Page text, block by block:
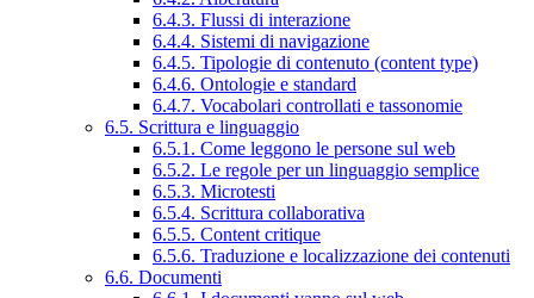
6.4.3. Flussi di interazione
6.4.4. Sistemi di navigazione
6.4.5. Tipologie di contenuto (content type)
6.4.6. Ontologie e standard
6.4.7. Vocabolari controllati e tassonomie
6.5. Scrittura e linguaggio
6.5.1. Come leggono le persone sul web
6.5.2. Le regole per un linguaggio semplice
6.5.3. Microtesti
6.5.4. Scrittura collaborativa
6.5.5. Content critique
6.5.6. Traduzione e localizzazione dei contenuti
6.6. Documenti